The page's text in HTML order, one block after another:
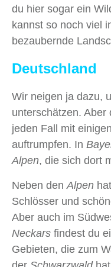
du hier sogar ein
kannst so noch viel
bezaubernde
Deutschland
Wir neigen ja dazu,
unterschätzen. Aber
jeden Fall mit
auftrumpfen. In
Alpen, die sich dort
Neben denAlpen hat
Schlösser und
Aber auch im
Neckars findest du
Gebieten, die zum